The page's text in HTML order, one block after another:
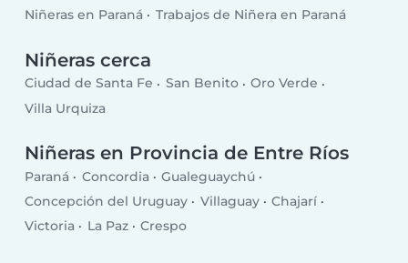
Niñeras en Paraná Trabajos de Niñera en Paraná
Niñeras cerca
Ciudad de Santa Fe San Benito
Oro Verde
Villa Urquiza
Niñeras en Provincia de Entre Ríos
Paraná Concordia
Gualeguaychú
Concepción del Uruguay
Villaguay
Chajarí
Victoria
La Paz Crespo